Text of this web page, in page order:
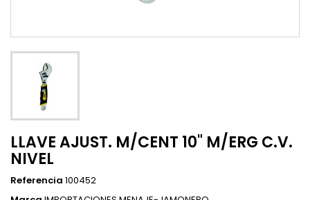
LLAVE AJUST. M/CENT 10" M/ERG C.V.
NIVEL
Referencia 100452